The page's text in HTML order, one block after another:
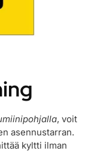
, voit
asennustarran.
kyltti ilman